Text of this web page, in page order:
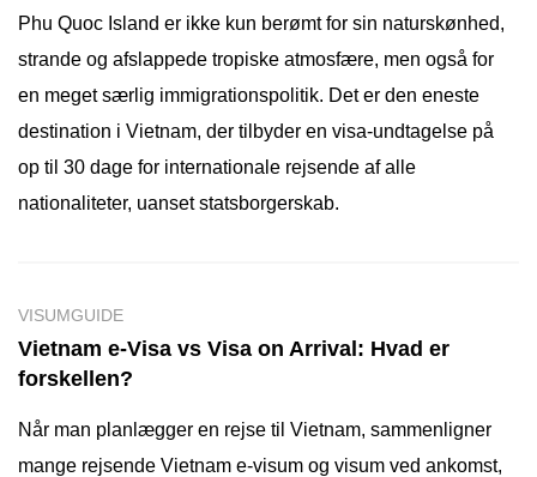
Phu Quoc Island er ikke kun berømt for sin naturskønhed,
strande og afslappede tropiske atmosfære, men også for
en meget særlig immigrationspolitik. Det er den eneste
destination i Vietnam, der tilbyder en visa-undtagelse på
op til 30 dage for internationale rejsende af alle
nationaliteter, uanset statsborgerskab.
VISUMGUIDE
Vietnam e-Visa vs Visa on Arrival: Hvad er
forskellen?
Når man planlægger en rejse til Vietnam, sammenligner
mange rejsende Vietnam e-visum og visum ved ankomst,